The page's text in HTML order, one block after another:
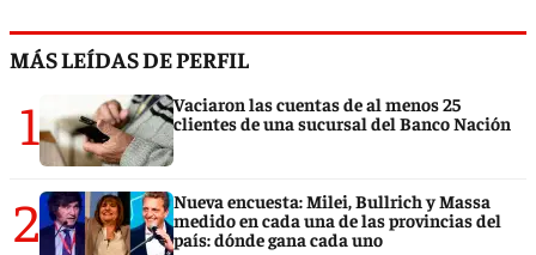
MÁS LEÍDAS DE PERFIL
1
Vaciaron las cuentas de al menos 25
clientes de una sucursal del Banco Nación
2
Nueva encuesta: Milei, Bullrich y Massa
medido en cada una de las provincias del
país: dónde gana cada uno